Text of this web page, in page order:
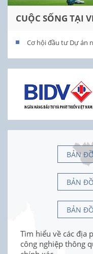
CUỘC SỐNG TẠI
Cơ hội đầu tư Dự án
BẢN
BẢN
BẢN
Tìm hiểu về các địa
công nghiệp thông